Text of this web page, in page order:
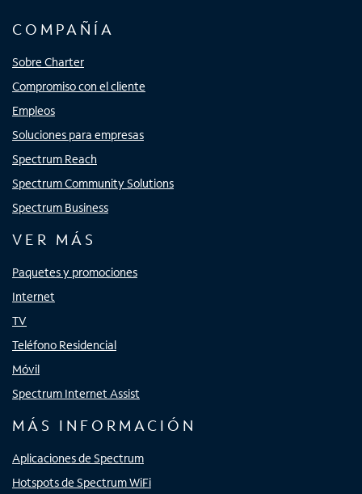
COMPAÑÍA
Sobre Charter
Compromiso con el cliente
Empleos
Soluciones para empresas
Spectrum Reach
Spectrum Community Solutions
Spectrum Business
VER MÁS
Paquetes y promociones
Internet
TV
Teléfono Residencial
Móvil
Spectrum Internet Assist
MÁS INFORMACIÓN
Aplicaciones de Spectrum
Hotspots de Spectrum WiFi